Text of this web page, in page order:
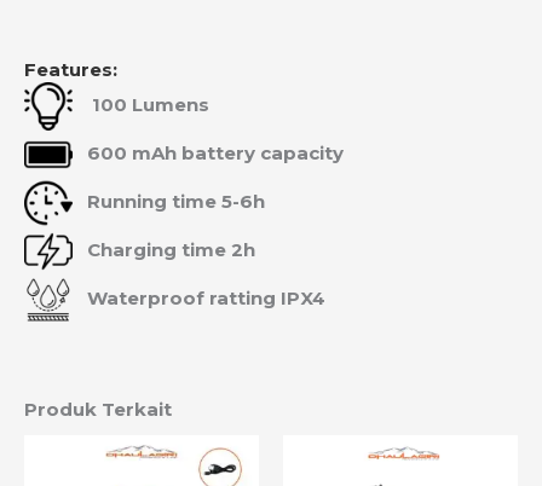
Features:
100 Lumens
600 mAh battery capacity
Running time 5-6h
Charging time 2h
Waterproof ratting IPX4
Produk Terkait